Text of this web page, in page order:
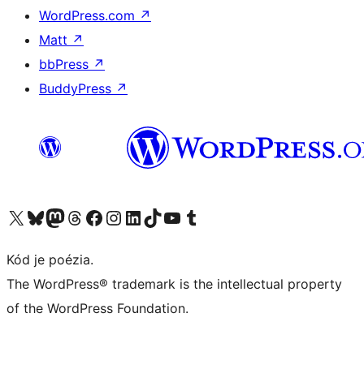
WordPress.com ↗
Matt ↗
bbPress ↗
BuddyPress ↗
Navštívte náš účet na X (predtým Twitter)
Navštívte náš účet na platforme Bluesky
Navštívte náš účet na Mastodone
Navštívte náš účet na platforme Threads
Navštívte našu stránku na Facebooku
Navštívte náš účet Instagram
Navštívte náš účet LinkedIn
Navštívte náš účet na platforme TikTok
Navštívte náš kanál YouTube
Navštívte náš účet na platforme Tumblr
Kód je poézia.
The WordPress® trademark is the intellectual property
of the WordPress Foundation.